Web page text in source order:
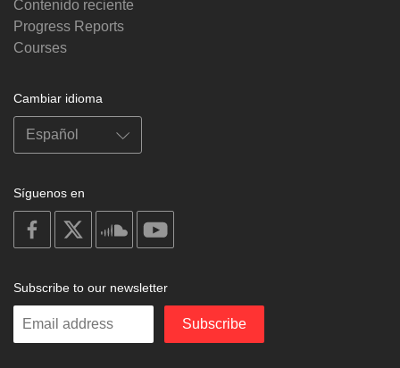
Contenido reciente
Progress Reports
Courses
Cambiar idioma
Síguenos en
on
facebook
soundcloud
Subscribe to our newsletter
Enter
Subscribe